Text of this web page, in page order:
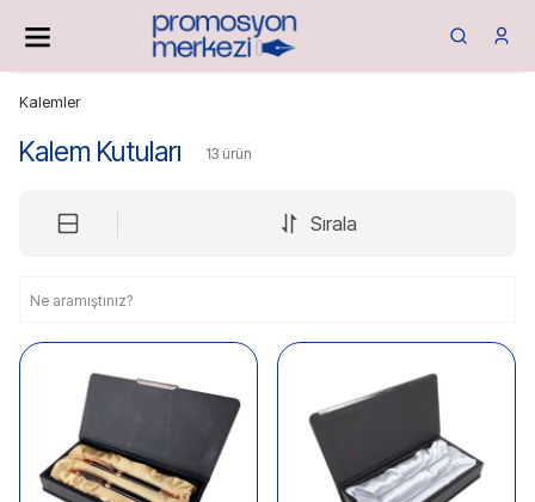
Kalemler
Kalem Kutuları 13 ürün
Sırala